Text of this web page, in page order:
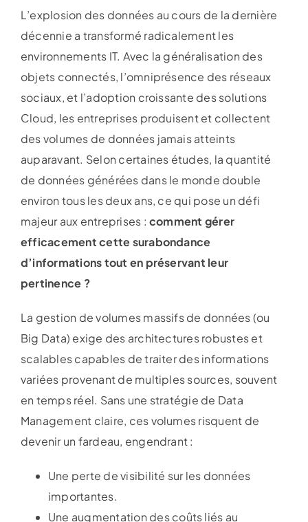
L’explosion des données au cours de la dernière
décennie a transformé radicalement les
environnements IT. Avec la généralisation des
objets connectés, l’omniprésence des réseaux
sociaux, et l’adoption croissante des solutions
Cloud, les entreprises produisent et collectent
des volumes de données jamais atteints
auparavant. Selon certaines études, la quantité
de données générées dans le monde double
environ tous les deux ans, ce qui pose un défi
majeur aux entreprises : comment gérer
efficacement cette surabondance
d’informations tout en préservant leur
pertinence ?
La gestion de volumes massifs de données (ou
Big Data) exige des architectures robustes et
scalables capables de traiter des informations
variées provenant de multiples sources, souvent
en temps réel. Sans une stratégie de Data
Management claire, ces volumes risquent de
devenir un fardeau, engendrant :
Une perte de visibilité sur les données
importantes.
Une augmentation des coûts liés au